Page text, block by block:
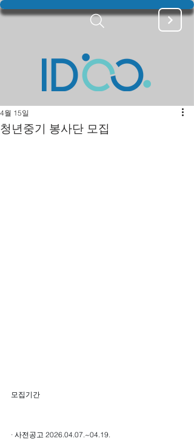
청년중기 봉사단 모집
4월 15일
모집기간
· 사전공고 2026.04.07.~04.19.